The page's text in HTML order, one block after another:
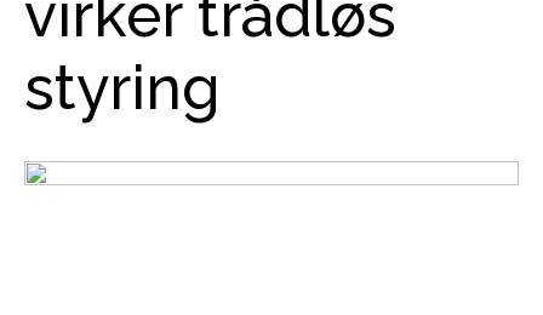
virker trådløs
styring